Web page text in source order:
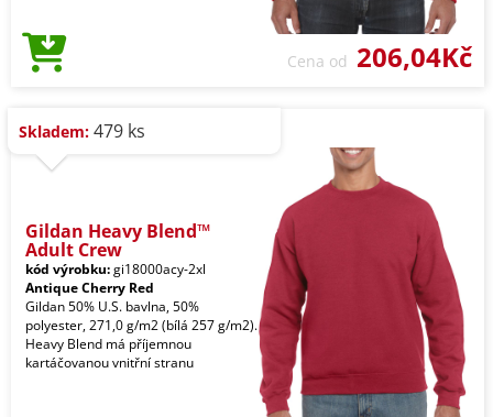
Cena od 206,04Kč
Skladem: 479 ks
Gildan Heavy Blend™
Adult Crew
kód výrobku:gi18000acy-2xl
Antique Cherry Red
Gildan 50% U.S. bavlna, 50%
polyester, 271,0 g/m2 (bílá 257 g/m2).
Heavy Blend má příjemnou
kartáčovanou vnitřní stranu